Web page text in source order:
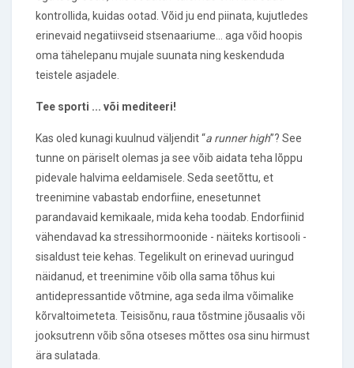
kontrollida, kuidas ootad. Võid ju end piinata, kujutledes
erinevaid negatiivseid stsenaariume... aga võid hoopis
oma tähelepanu mujale suunata ning keskenduda
teistele asjadele.
Tee sporti ... või mediteeri!
Kas oled kunagi kuulnud väljendit “a runner high”? See
tunne on päriselt olemas ja see võib aidata teha lõppu
pidevale halvima eeldamisele. Seda seetõttu, et
treenimine vabastab endorfiine, enesetunnet
parandavaid kemikaale, mida keha toodab. Endorfiinid
vähendavad ka stressihormoonide - näiteks kortisooli -
sisaldust teie kehas. Tegelikult on erinevad uuringud
näidanud, et treenimine võib olla sama tõhus kui
antidepressantide võtmine, aga seda ilma võimalike
kõrvaltoimeteta. Teisisõnu, raua tõstmine jõusaalis või
jooksutrenn võib sõna otseses mõttes osa sinu hirmust
ära sulatada.